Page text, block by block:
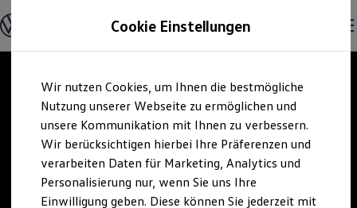
Hauptinhalt
springen
Footer
springen
Offene Stellen entdecken
Einstiegsmöglichkeiten
Schüler
Schülerpraktikum
Schüler Ferienjobs
Einstiegsqualifizierung
Studenten
Praktikum
Abschlussarbeit
Master-Stipendium
Auslandspraktikum
Cookie Einstellungen
Wir nutzen Cookies, um Ihnen die bestmögliche
Nutzung unserer Webseite zu ermöglichen und
unsere Kommunikation mit Ihnen zu verbessern.
Wir berücksichtigen hierbei Ihre Präferenzen und
verarbeiten Daten für Marketing, Analytics und
Personalisierung nur, wenn Sie uns Ihre
Einwilligung geben. Diese können Sie jederzeit mit